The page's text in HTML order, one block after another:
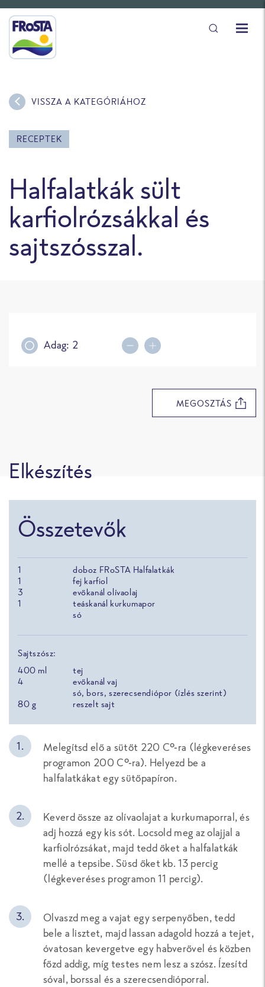
RECEPTEK
Halfalatkák sült
karfiolrózsákkal és
sajtszósszal.
VISSZA A KATEGÓRIÁHOZ
Adag: 2
MEGOSZTÁS
Elkészítés
Összetevők
1
doboz FRoSTA Halfalatkák
1
fej karfiol
3
evőkanál olívaolaj
1
teáskanál kurkumapor
só
Sajtszósz:
400 ml
tej
4
evőkanál vaj
só, bors, szerecsendiópor (ízlés szerint)
80 g reszelt sajt
Melegítsd elő a sütőt 220 C°-ra (légkeveréses
programon 200 C°-ra). Helyezd be a
halfalatkákat egy sütőpapíron.
Keverd össze az olívaolajat a kurkumaporral, és
adj hozzá egy kis sót. Locsold meg az olajjal a
karfiolrózsákat, majd tedd őket a halfalatkák
mellé a tepsibe. Süsd őket kb. 13 percig
(légkeveréses programon 11 percig).
Olvaszd meg a vajat egy serpenyőben, tedd
bele a lisztet, majd lassan adagold hozzá a tejet,
óvatosan kevergetve egy habverővel és közben
főzd addig, míg testes nem lesz a szósz. Ízesítd
sóval, borssal és a szerecsendióporral.